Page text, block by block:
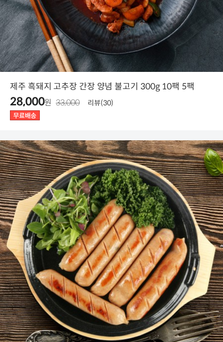
제주 흑돼지 고추장 간장 양념 불고기 300g 10팩 5팩
28,000원 33,000 리뷰(30)